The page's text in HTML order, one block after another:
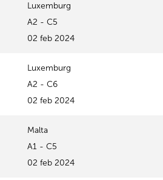
Luxemburg
A2 - C5
02 feb 2024
Luxemburg
A2 - C6
02 feb 2024
Malta
A1 - C5
02 feb 2024